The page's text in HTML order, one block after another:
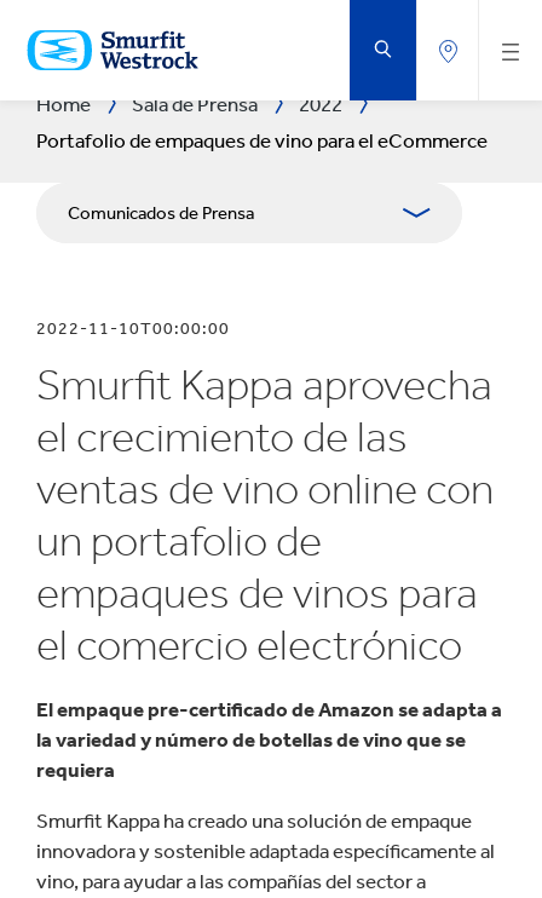
AL
CONTENIDO
PRINCIPAL
Home Sala de Prensa
2022
Portafolio de empaques de vino para el eCommerce
Comunicados de Prensa
Relaciones con Prensa
Blog
2022-11-10T00:00:00
Smurfit Kappa aprovecha
el crecimiento de las
ventas de vino online con
un portafolio de
empaques de vinos para
el comercio electrónico
El empaque pre-certificado de Amazon se adapta a
la variedad y número de botellas de vino que se
requiera
Smurfit Kappa ha creado una solución de empaque
innovadora y sostenible adaptada específicamente al
vino, para ayudar a las compañías del sector a